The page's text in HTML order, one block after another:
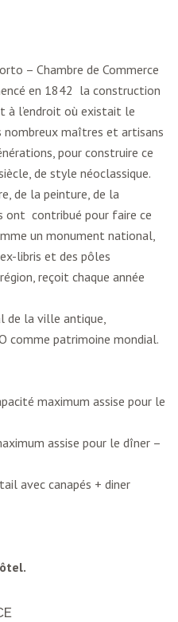
– Chambre de Commerce
en 1842 la construction
à l’endroit où existait le
nombreux maîtres et artisans
pour construire ce
de style néoclassique.
de la peinture, de la
ont contribué pour faire ce
un monument national,
libris et des pôles
reçoit chaque année
de la ville antique,
comme patrimoine mondial.
maximum assise pour le
assise pour le dîner –
avec canapés + diner